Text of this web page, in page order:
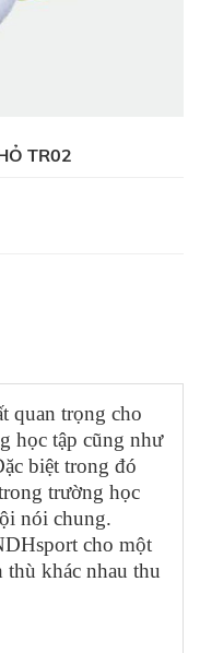
TR02
quan trọng cho
học tập cũng như
biệt trong đó
trường học
nói chung.
cho một
thù khác nhau thu